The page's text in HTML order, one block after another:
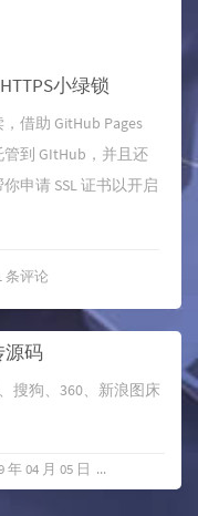
小绿锁
借助 GitHub Pages
到 GItHub，并且还
申请 SSL 证书以开启
条评论
源码
搜狗、360、新浪图床
年 04 月 05 日